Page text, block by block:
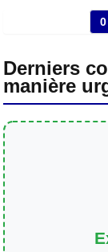
0
Derniers
manière